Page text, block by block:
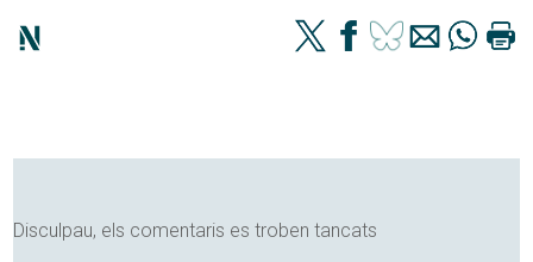
Disculpau, els comentaris es troben tancats